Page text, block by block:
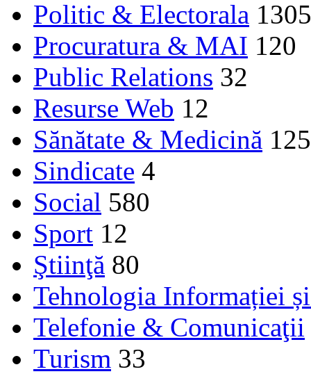
Politic & Electorala 1305
Procuratura & MAI 120
Public Relations 32
Resurse Web 12
Sănătate & Medicină 125
Sindicate 4
Social 580
Sport 12
Ştiinţă 80
Tehnologia Informației
Telefonie & Comunicaţii
Turism 33